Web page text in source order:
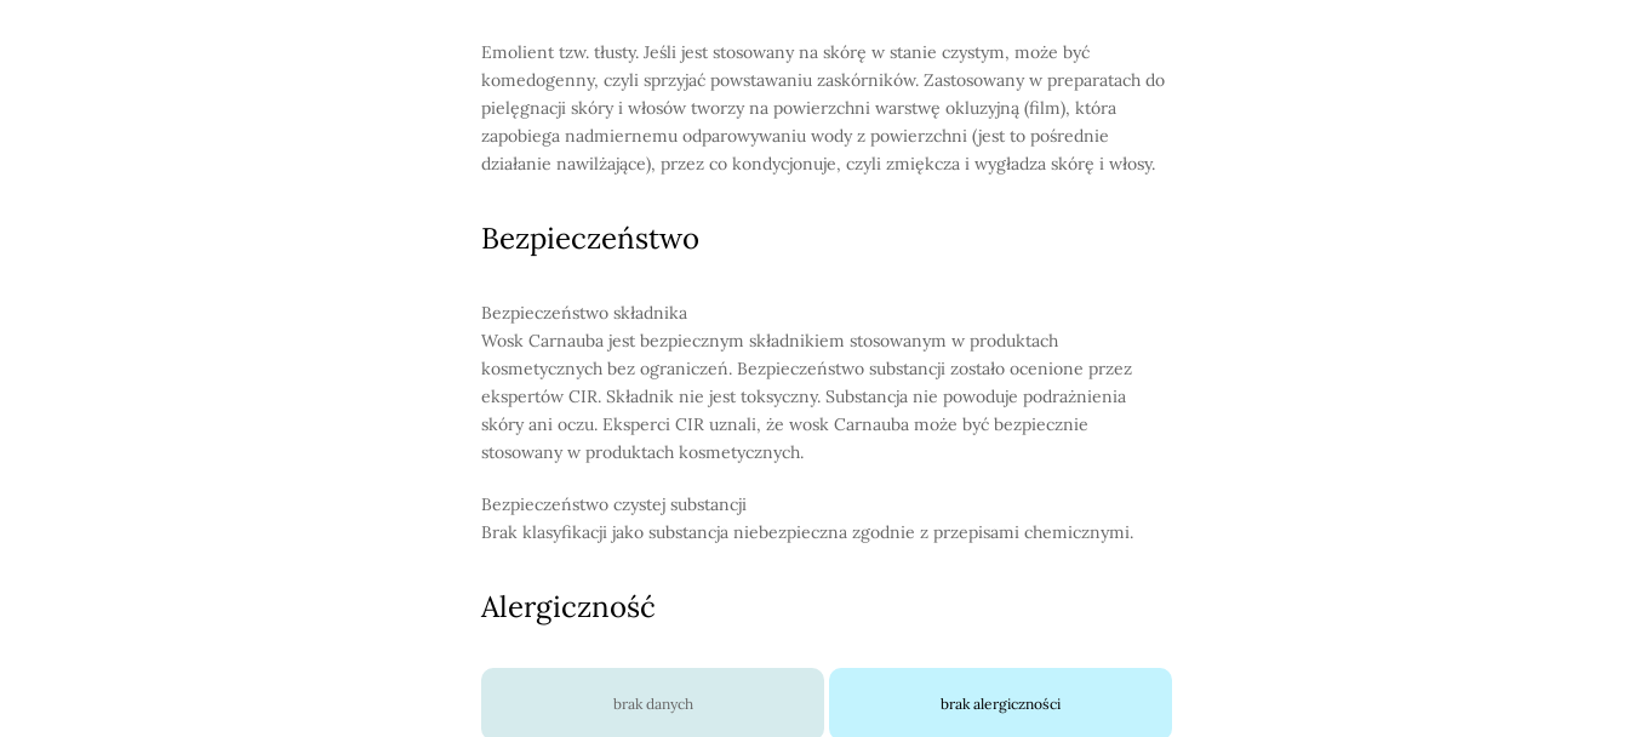
Emolient tzw. tłusty. Jeśli jest stosowany na skórę w stanie czystym, może być
komedogenny, czyli sprzyjać powstawaniu zaskórników. Zastosowany w preparatach do
pielęgnacji skóry i włosów tworzy na powierzchni warstwę okluzyjną (film), która
zapobiega nadmiernemu odparowywaniu wody z powierzchni (jest to pośrednie
działanie nawilżające), przez co kondycjonuje, czyli zmiękcza i wygładza skórę i włosy.
Bezpieczeństwo
Bezpieczeństwo składnika
Wosk Carnauba jest bezpiecznym składnikiem stosowanym w produktach
kosmetycznych bez ograniczeń. Bezpieczeństwo substancji zostało ocenione przez
ekspertów CIR. Składnik nie jest toksyczny. Substancja nie powoduje podrażnienia
skóry ani oczu. Eksperci CIR uznali, że wosk Carnauba może być bezpiecznie
stosowany w produktach kosmetycznych.
Bezpieczeństwo czystej substancji
Brak klasyfikacji jako substancja niebezpieczna zgodnie z przepisami chemicznymi.
Alergiczność
brak danych brak alergiczności